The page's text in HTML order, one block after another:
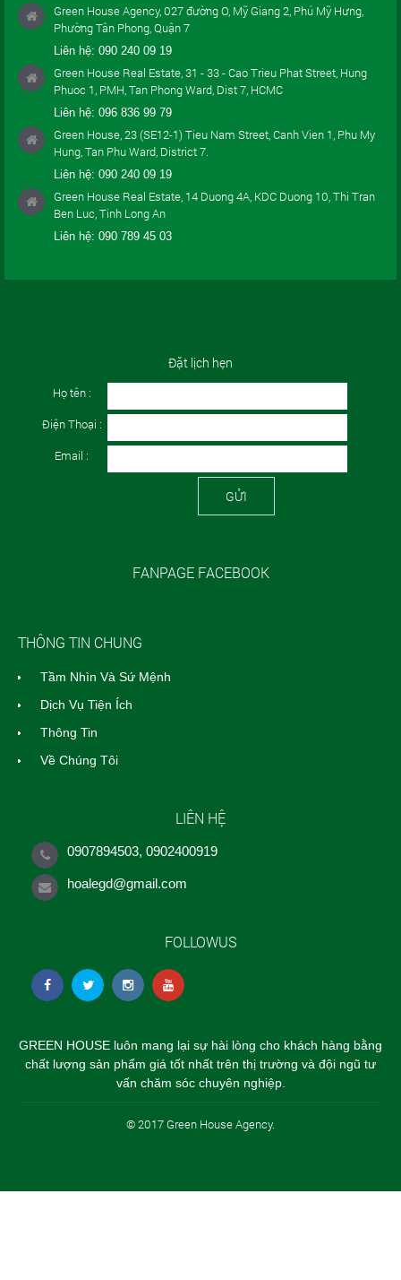
Green House Agency, 027 đường O, Mỹ Giang 2, Phú Mỹ Hưng,
Phường Tân Phong, Quận 7
Liên hệ: 090 240 09 19
Green House Real Estate, 31 - 33 - Cao Trieu Phat Street, Hung
Phuoc 1, PMH, Tan Phong Ward, Dist 7, HCMC
Liên hệ: 096 836 99 79
Green House, 23 (SE12-1) Tieu Nam Street, Canh Vien 1, Phu My
Hung, Tan Phu Ward, District 7.
Liên hệ: 090 240 09 19
Green House Real Estate, 14 Duong 4A, KDC Duong 10, Thi Tran
Ben Luc, Tinh Long An
Liên hệ: 090 789 45 03
Đặt lịch hẹn
Họ tên :
Điện Thoại :
Email :
GỬI
FANPAGE FACEBOOK
THÔNG TIN CHUNG
Tầm Nhìn Và Sứ Mệnh
Dịch Vụ Tiện Ích
Thông Tin
Về Chúng Tôi
LIÊN HỆ
0907894503, 0902400919
hoalegd@gmail.com
FOLLOWUS
GREEN HOUSE luôn mang lại sự hài lòng cho khách hàng bằng
chất lượng sản phẩm giá tốt nhất trên thị trường và đội ngũ tư
vấn chăm sóc chuyên nghiệp.
© 2017 Green House Agency.